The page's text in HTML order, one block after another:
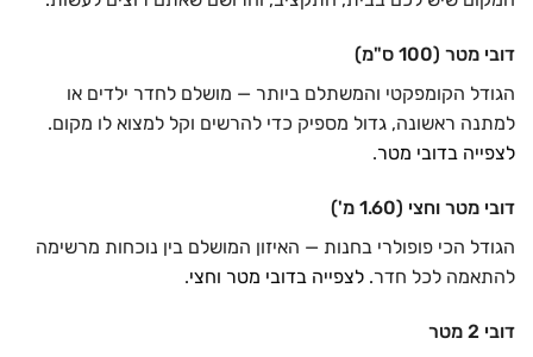
דובי מטר (100 ס"מ)
הגודל הקומפקטי והמשתלם ביותר — מושלם לחדר ילדים או
למתנה ראשונה, גדול מספיק כדי להרשים וקל למצוא לו מקום.
לצפייה בדובי מטר.
דובי מטר וחצי (1.60 מ')
הגודל הכי פופולרי בחנות — האיזון המושלם בין נוכחות מרשימה
להתאמה לכל חדר. לצפייה בדובי מטר וחצי.
דובי 2 מטר